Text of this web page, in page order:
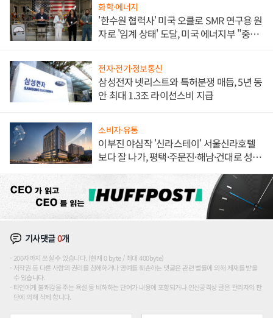
화학·에너지
'한수원 협력사' 미국 오클로 SMR 연구용 원
자로 '임계 상태' 도달, 미국 에너지부 "중요
전자·전기·정보통신
삼성전자 넷리스트와 특허분쟁 매듭, 5년 동
안 최대 1.3조 라이선스비 지급
소비자·유통
이부진 야심작 '신라스테이' 서울신라호텔
보다 잘 나가, 평택·주문진·해남·건대로 성
기사댓글0개
200자까지 쓰실 수 있습니다. (현재 0 byte / 최대 400byte)
저작권 등 다른 사람의 권리를 침해하거나 명예를 훼손하는 댓글은 관련 법률에 의해 제재를 받을
수 있습니다.
타인에게 불쾌감을 주는 욕설 등 비하하는 단어가 내용에 포함되거나 인신공격성 글은 관리자의 판
단에 의해 삭제 합니다.